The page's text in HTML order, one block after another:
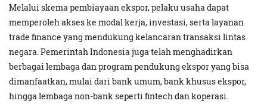
Melalui skema pembiayaan ekspor, pelaku usaha dapat
memperoleh akses ke modal kerja, investasi, serta layanan
trade finance yang mendukung kelancaran transaksi lintas
negara. Pemerintah Indonesia juga telah menghadirkan
berbagai lembaga dan program pendukung ekspor yang bisa
dimanfaatkan, mulai dari bank umum, bank khusus ekspor,
hingga lembaga non-bank seperti fintech dan koperasi.